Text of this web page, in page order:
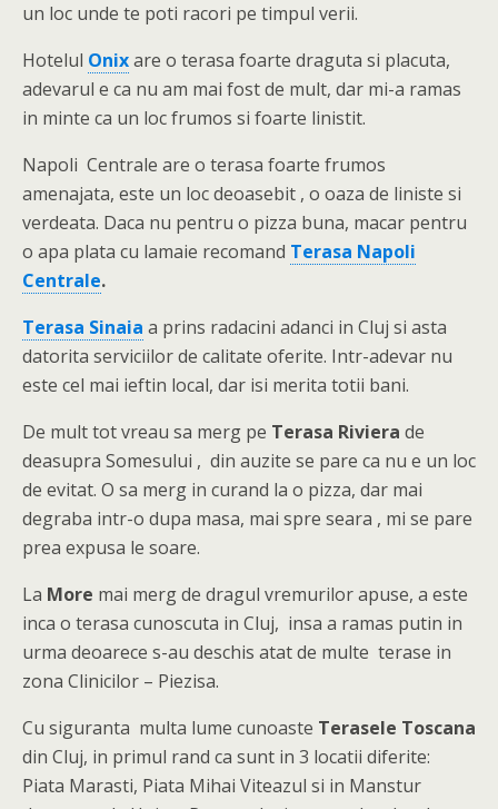
un loc unde te poti racori pe timpul verii.
Hotelul Onixare o terasa foarte draguta si placuta,
adevarul e ca nu am mai fost de mult, dar mi-a ramas
in minte ca un loc frumos si foarte linistit.
Napoli Centrale are o terasa foarte frumos
amenajata, este un loc deoasebit , o oaza de liniste si
verdeata. Daca nu pentru o pizza buna, macar pentru
o apa plata cu lamaie recomand Terasa Napoli
Centrale.
Terasa Sinaia a prins radacini adanci in Cluj si asta
datorita serviciilor de calitate oferite. Intr-adevar nu
este cel mai ieftin local, dar isi merita totii bani.
De mult tot vreau sa merg pe Terasa Riviera de
deasupra Somesului , din auzite se pare ca nu e un loc
de evitat. O sa merg in curand la o pizza, dar mai
degraba intr-o dupa masa, mai spre seara , mi se pare
prea expusa le soare.
La More mai merg de dragul vremurilor apuse, a este
inca o terasa cunoscuta in Cluj, insa a ramas putin in
urma deoarece s-au deschis atat de multe terase in
zona Clinicilor – Piezisa.
Cu siguranta multa lume cunoaste Terasele Toscana
din Cluj, in primul rand ca sunt in 3 locatii diferite:
Piata Marasti, Piata Mihai Viteazul si in Manstur